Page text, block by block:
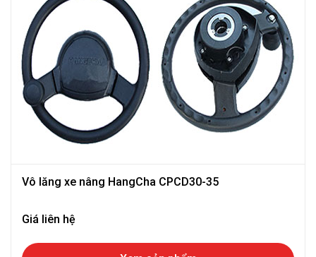
Vô lăng xe nâng HangCha CPCD30-35
Giá liên hệ